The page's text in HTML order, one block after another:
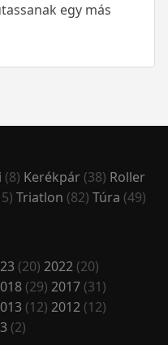
egy más
(8) Kerékpár (38) Roller
Triatlon (82) Túra (49)
(20) 2022 (20)
(29) 2017 (31)
(12) 2012 (12)
(2)